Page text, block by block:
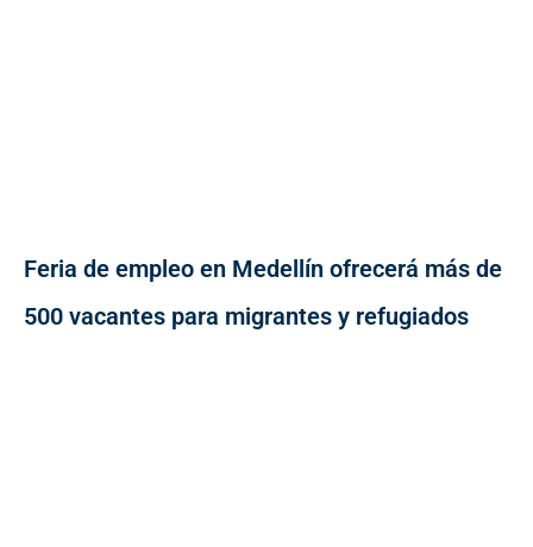
Feria de empleo en Medellín ofrecerá más de
500 vacantes para migrantes y refugiados